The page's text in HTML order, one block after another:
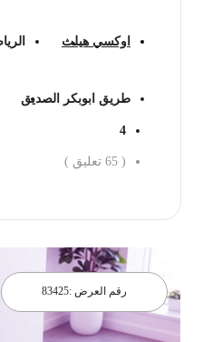
اوكسي هيلث الرياض
طريق ابوبكر الصديق
65 تعليق )
رقم العرض : 83425